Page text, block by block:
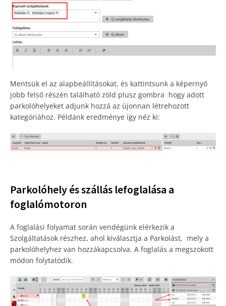
Mentsük el az alapbeállításokat, és kattintsunk a képernyő
jobb felső részén található zöld plusz gombra hogy adott
parkolóhelyeket adjunk hozzá az újonnan létrehozott
kategóriához. Példánk eredménye így néz ki:
Parkolóhely és szállás lefoglalása a
foglalómotoron
A foglalási folyamat során vendégünk elérkezik a
Szolgáltatások részhez, ahol kiválasztja a Parkolást, mely a
parkolóhelyhez van hozzákapcsolva. A foglalás a megszokott
módon folytatódik.